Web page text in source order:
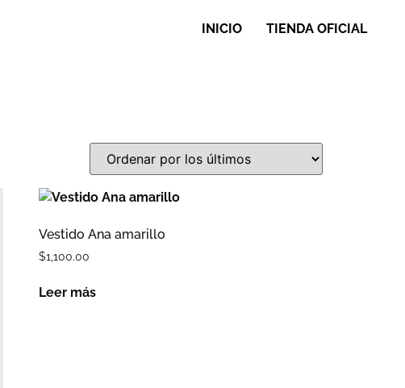
INICIO TIENDA OFICIAL
Vestido Ana amarillo
$1,100.00
Leer más